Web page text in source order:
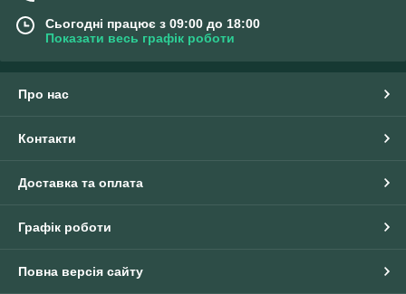
Сьогодні працює з 09:00 до 18:00
Показати весь графік роботи
Про нас
Контакти
Доставка та оплата
Графік роботи
Повна версія сайту